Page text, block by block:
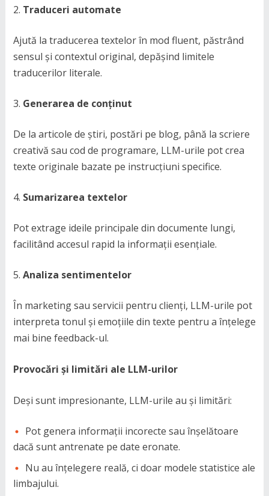
Traduceri automate
Ajută la traducerea textelor în mod fluent, păstrând
sensul și contextul original, depășind limitele
traducerilor literale.
Generarea de conținut
De la articole de știri, postări pe blog, până la scriere
creativă sau cod de programare, LLM-urile pot crea
texte originale bazate pe instrucțiuni specifice.
Sumarizarea textelor
Pot extrage ideile principale din documente lungi,
facilitând accesul rapid la informații esențiale.
Analiza sentimentelor
În marketing sau servicii pentru clienți, LLM-urile pot
interpreta tonul și emoțiile din texte pentru a înțelege
mai bine feedback-ul.
Provocări și limitări ale LLM-urilor
Deși sunt impresionante, LLM-urile au și limitări:
Pot genera informații incorecte sau înșelătoare
dacă sunt antrenate pe date eronate.
Nu au înțelegere reală, ci doar modele statistice ale
limbajului.